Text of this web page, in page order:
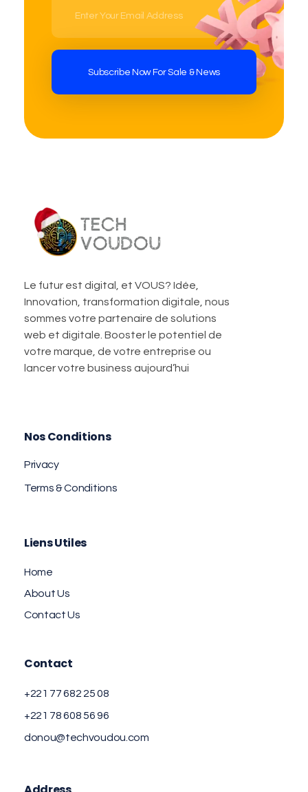
Le futur est digital, et VOUS? Idée,
Innovation, transformation digitale, nous
sommes votre partenaire de solutions
web et digitale. Booster le potentiel de
votre marque, de votre entreprise ou
lancer votre business aujourd’hui
Nos Conditions
Privacy
Terms & Conditions
Liens Utiles
Home
About Us
Contact Us
Contact
+221 77 682 25 08
+221 78 608 56 96
donou@techvoudou.com